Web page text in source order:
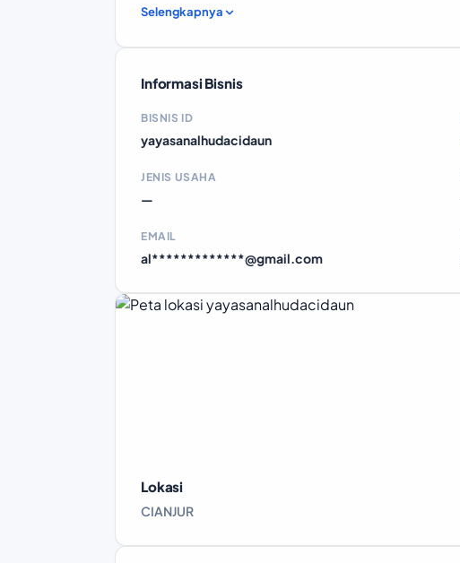
Selengkapnya
Informasi Bisnis
BISNIS ID
yayasanalhudacidaun
JENIS USAHA
—
EMAIL
al*************@gmail.com
Lokasi
CIANJUR